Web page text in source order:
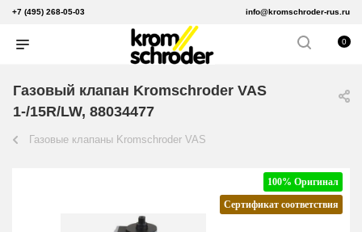
+7 (495) 268-05-03 info@kromschroder-rus.ru
0
Газовый клапан Kromschroder VAS
1-/15R/LW, 88034477
Газовые клапаны Kromschroder VAS
100% Оригинал
Сертификат соответствия